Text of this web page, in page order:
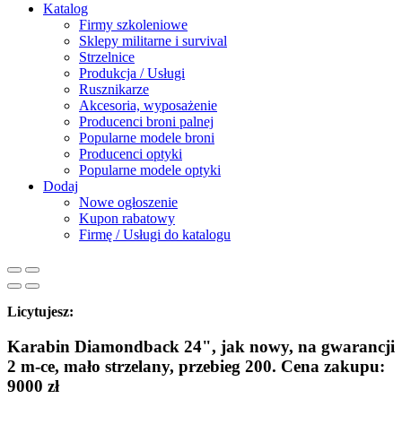
Katalog
Firmy szkoleniowe
Sklepy militarne i survival
Strzelnice
Produkcja / Usługi
Rusznikarze
Akcesoria, wyposażenie
Producenci broni palnej
Popularne modele broni
Producenci optyki
Popularne modele optyki
Dodaj
Nowe ogłoszenie
Kupon rabatowy
Firmę / Usługi do katalogu
Licytujesz:
Karabin Diamondback 24", jak nowy, na gwarancji
2 m-ce, mało strzelany, przebieg 200. Cena zakupu:
9000 zł